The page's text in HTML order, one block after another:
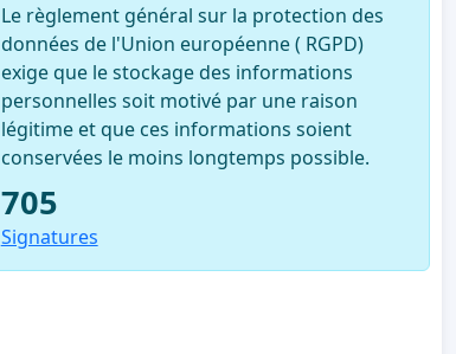
Le règlement général sur la protection des
données de l'Union européenne ( RGPD)
exige que le stockage des informations
personnelles soit motivé par une raison
légitime et que ces informations soient
conservées le moins longtemps possible.
705
Signatures